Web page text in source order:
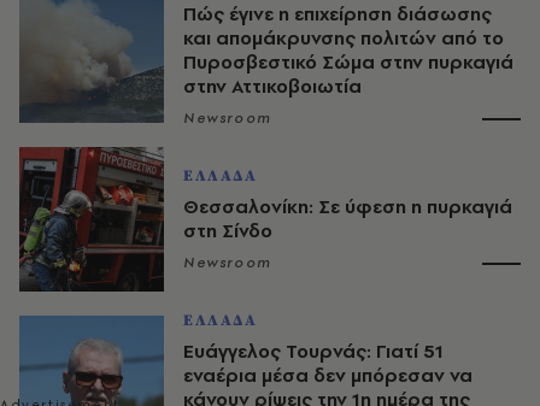
Πώς έγινε η επιχείρηση διάσωσης
και απομάκρυνσης πολιτών από το
Πυροσβεστικό Σώμα στην πυρκαγιά
στην Αττικοβοιωτία
Newsroom
ΕΛΛΑΔΑ
Θεσσαλονίκη: Σε ύφεση η πυρκαγιά
στη Σίνδο
Newsroom
ΕΛΛΑΔΑ
Ευάγγελος Τουρνάς: Γιατί 51
εναέρια μέσα δεν μπόρεσαν να
κάνουν ρίψεις την 1η ημέρα της